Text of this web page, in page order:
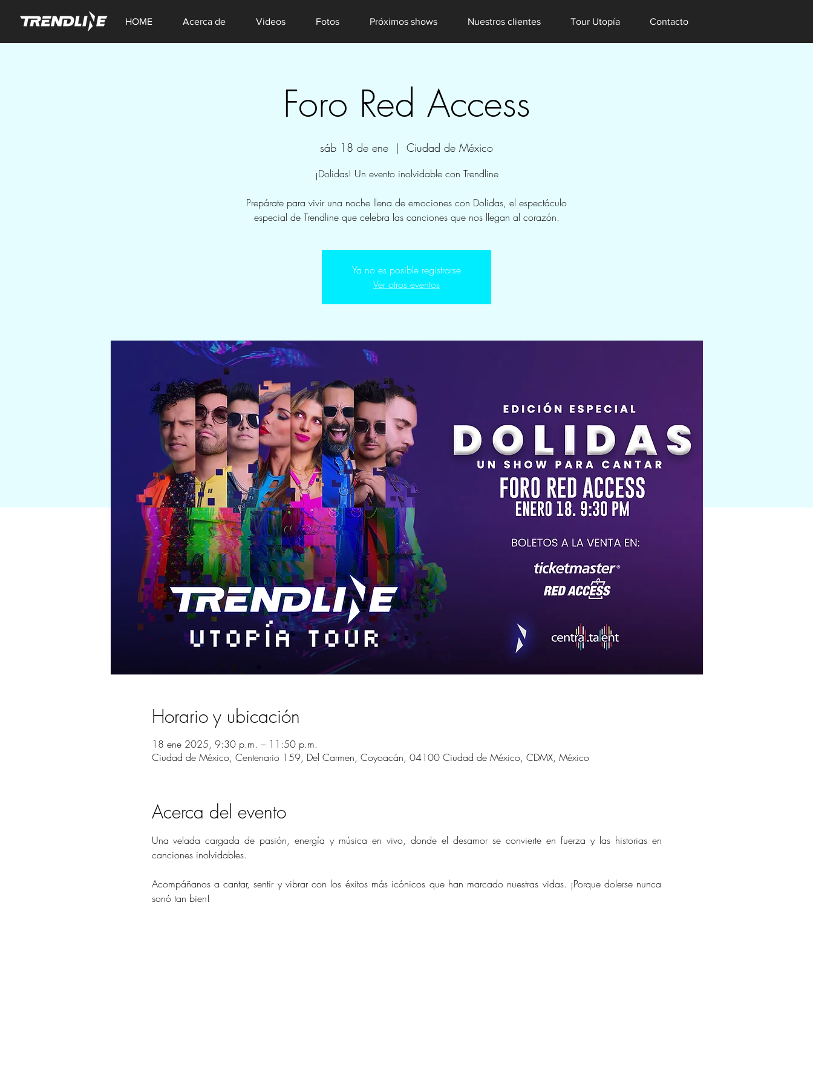
HOME Acerca de Videos Fotos Próximos shows Nuestros clientes Tour Utopía Contacto
Foro Red Access
sáb 18 de ene
  |
Ciudad de México
¡Dolidas! Un evento inolvidable con Trendline
Prepárate para vivir una noche llena de emociones con Dolidas, el espectáculo
especial de Trendline que celebra las canciones que nos llegan al corazón.
Ya no es posible registrarse
Ver otros eventos
Horario y ubicación
18 ene 2025, 9:30 p.m. – 11:50 p.m.
Ciudad de México, Centenario 159, Del Carmen, Coyoacán, 04100 Ciudad de México, CDMX, México
Acerca del evento
Una velada cargada de pasión, energía y música en vivo, donde el desamor se convierte en fuerza y las historias en
canciones inolvidables.
Acompáñanos a cantar, sentir y vibrar con los éxitos más icónicos que han marcado nuestras vidas. ¡Porque dolerse nunca
sonó tan bien!